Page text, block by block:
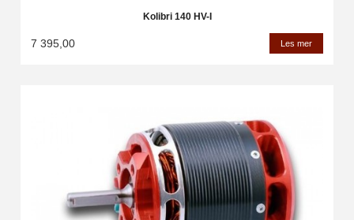
Kolibri 140 HV-I
7 395,00 Les mer